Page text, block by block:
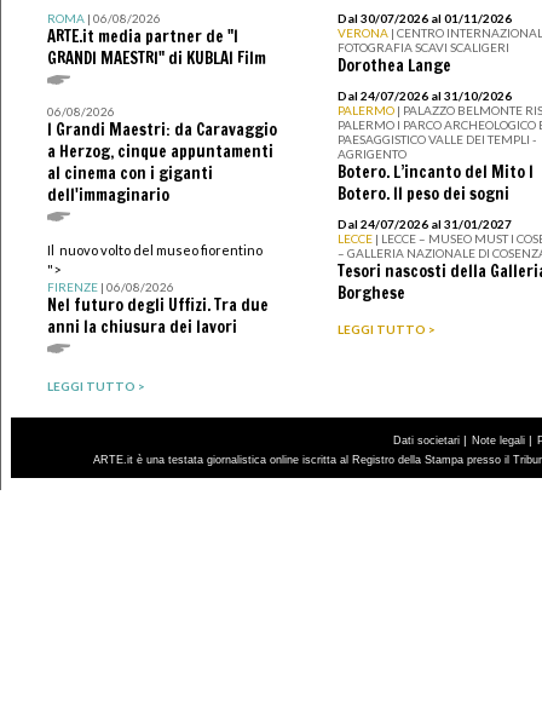
ROMA| 06/08/2026
ARTE.it media partner de "I
GRANDI MAESTRI" di KUBLAI Film
06/08/2026
I Grandi Maestri: da Caravaggio
a Herzog, cinque appuntamenti
al cinema con i giganti
dell'immaginario
Il nuovo volto del museo fiorentino
">
FIRENZE| 06/08/2026
Nel futuro degli Uffizi. Tra due
anni la chiusura dei lavori
LEGGI TUTTO >
Dal 30/07/2026 al 01/11/2026
VERONA | CENTRO
FOTOGRAFIA SCAVI SCALIGERI
Dorothea Lange
Dal 24/07/2026 al 31/10/2026
PALERMO | PALAZZO BELMONTE
PALERMO I PARCO ARCHEOLOGICO
PAESAGGISTICO VALLE DEI TEMPLI -
AGRIGENTO
Botero. L’incanto del Mito I
Botero. Il peso dei sogni
Dal 24/07/2026 al 31/01/2027
LECCE | LECCE – MUSEO MUST I
– GALLERIA NAZIONALE DI
Tesori nascosti della
Borghese
LEGGI TUTTO >
Dati societari | Note legali |
ARTE.it è una testata giornalistica online iscritta al Registro della Stampa presso il